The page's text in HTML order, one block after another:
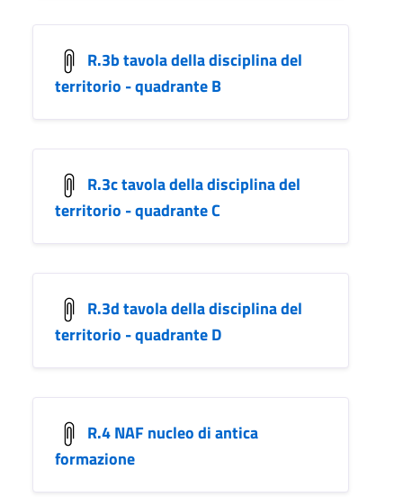
R.3b tavola della disciplina del
territorio - quadrante B
R.3c tavola della disciplina del
territorio - quadrante C
R.3d tavola della disciplina del
territorio - quadrante D
R.4 NAF nucleo di antica
formazione